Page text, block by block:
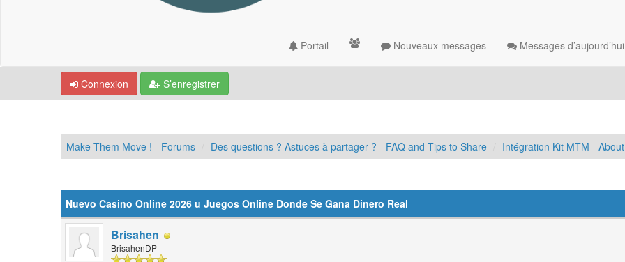
Portail Nouveaux messages Messages d’aujourd’hui
Connexion S’enregistrer
Make Them Move ! - Forums Des questions ? Astuces à partager ? - FAQ and Tips to Share Intégration Kit MTM -
Nuevo Casino Online 2026 u Juegos Online Donde Se Gana Dinero Real
Brisahen
BrisahenDP